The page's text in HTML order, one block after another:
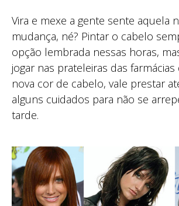
Vira e mexe a gente sente aquela
mudança, né? Pintar o cabelo
opção lembrada nessas horas,
jogar nas prateleiras das
nova cor de cabelo, vale prestar
alguns cuidados para não se
tarde.